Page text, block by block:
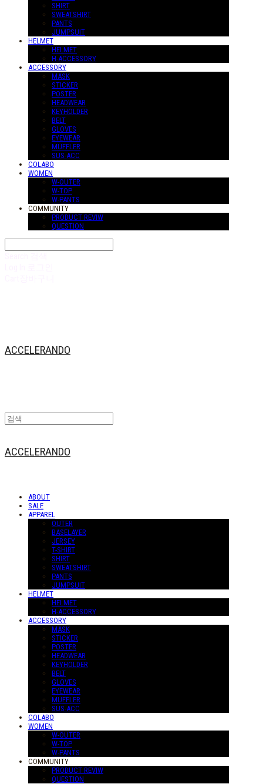
SHIRT
SWEATSHIRT
PANTS
JUMPSUIT
HELMET
HELMET
H-ACCESSORY
ACCESSORY
MASK
STICKER
POSTER
HEADWEAR
KEYHOLDER
BELT
GLOVES
EYEWEAR
MUFFLER
SUS-ACC
COLABO
WOMEN
W-OUTER
W-TOP
W-PANTS
COMMUNITY
PRODUCT REVIW
QUESTION
ACCELERANDO
ACCELERANDO
ABOUT
SALE
APPAREL
OUTER
BASELAYER
JERSEY
T-SHIRT
SHIRT
SWEATSHIRT
PANTS
JUMPSUIT
HELMET
HELMET
H-ACCESSORY
ACCESSORY
MASK
STICKER
POSTER
HEADWEAR
KEYHOLDER
BELT
GLOVES
EYEWEAR
MUFFLER
SUS-ACC
COLABO
WOMEN
W-OUTER
W-TOP
W-PANTS
COMMUNITY
PRODUCT REVIW
QUESTION